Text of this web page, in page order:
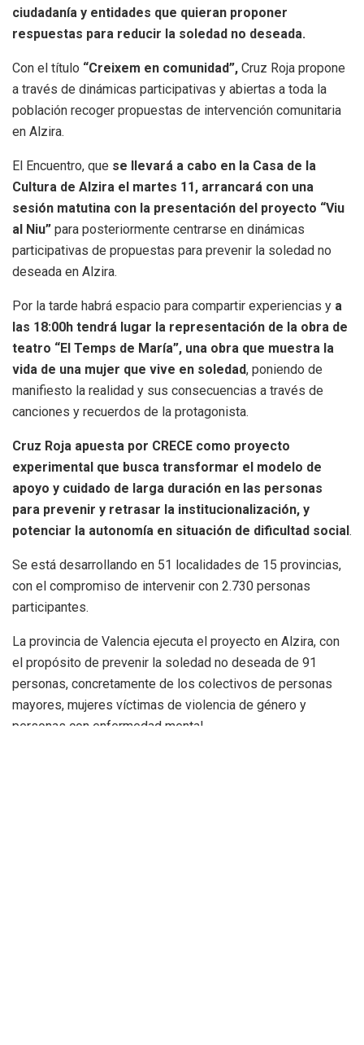
ciudadanía y entidades que quieran proponer
respuestas para reducir la soledad no deseada.
Con el título “Creixem en comunidad”, Cruz Roja propone
a través de dinámicas participativas y abiertas a toda la
población recoger propuestas de intervención comunitaria
en Alzira.
El Encuentro, que se llevará a cabo en la Casa de la
Cultura de Alzira el martes 11, arrancará con una
sesión matutina con la presentación del proyecto “Viu
al Niu” para posteriormente centrarse en dinámicas
participativas de propuestas para prevenir la soledad no
deseada en Alzira.
Por la tarde habrá espacio para compartir experiencias y a
las 18:00h tendrá lugar la representación de la obra de
teatro “El Temps de María”, una obra que muestra la
vida de una mujer que vive en soledad, poniendo de
manifiesto la realidad y sus consecuencias a través de
canciones y recuerdos de la protagonista.
Cruz Roja apuesta por CRECE como proyecto
experimental que busca transformar el modelo de
apoyo y cuidado de larga duración en las personas
para prevenir y retrasar la institucionalización, y
potenciar la autonomía en situación de dificultad social.
Se está desarrollando en 51 localidades de 15 provincias,
con el compromiso de intervenir con 2.730 personas
participantes.
La provincia de Valencia ejecuta el proyecto en Alzira, con
el propósito de prevenir la soledad no deseada de 91
personas, concretamente de los colectivos de personas
mayores, mujeres víctimas de violencia de género y
personas con enfermedad mental.